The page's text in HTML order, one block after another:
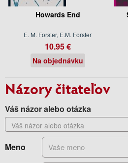
Howards End
E. M. Forster, E.M. Forster
10.95 €
Na objednávku
Názory čitateľov
Váš názor alebo otázka
Meno